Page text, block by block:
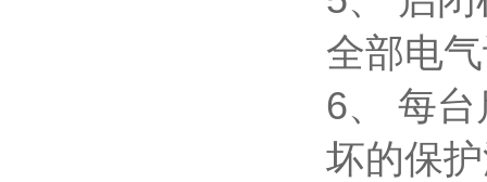
全部电
6、 每
坏的保